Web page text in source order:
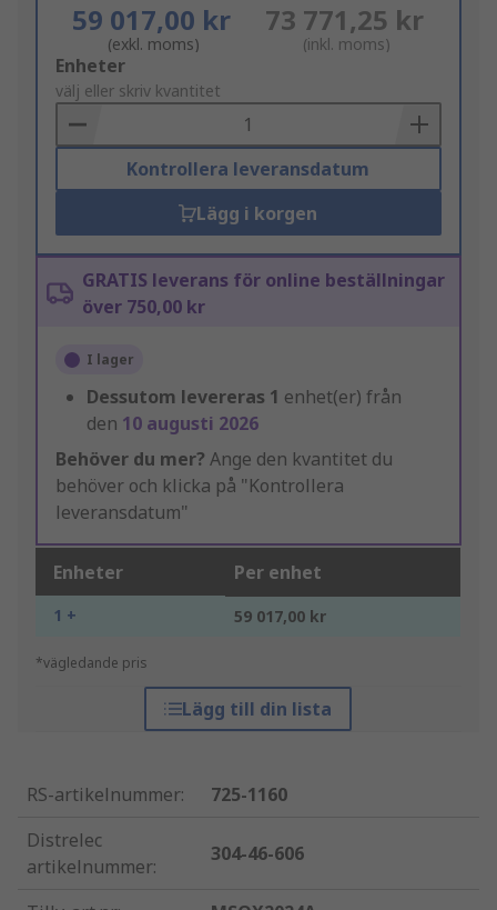
59 017,00 kr
(exkl. moms)
73 771,25 kr
(inkl. moms)
Add
to
Basket
Enheter
välj eller skriv kvantitet
Kontrollera leveransdatum
Lägg i korgen
GRATIS leverans för online beställningar
över 750,00 kr
I lager
Dessutom levereras 1 enhet(er) från
den 10 augusti 2026
Behöver du mer? Ange den kvantitet du
behöver och klicka på "Kontrollera
leveransdatum"
Enheter Per enhet
1 + 59 017,00 kr
*vägledande pris
Lägg till din lista
RS-artikelnummer:
725-1160
Distrelec
artikelnummer:
304-46-606